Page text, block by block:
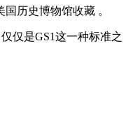
历史博物馆收藏 。
仅是GS1这一种标准之